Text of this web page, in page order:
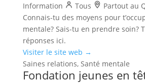
Information Tous
Partout au
Connais-tu des moyens pour
mentale? Sais-tu en prendre soin?
réponses ici.
Visiter le site web →
Saines relations, Santé mentale
Fondation jeunes en